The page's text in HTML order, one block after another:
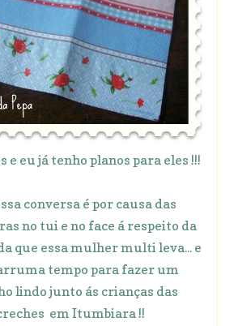
e eu já tenho planos para eles !!!
conversa é por causa das
no tui e no face á respeito da
que essa mulher multi leva... e
tempo para fazer um
lindo junto ás crianças das
em Itumbiara !!